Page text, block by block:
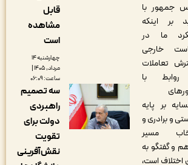
با
در
با
و
به
است،
مشاهده
چهارشنبه ۱۴
مرداد, ۱۴۰۵ |
سه تصمیم
راهبردی
دولت برای
نقش‌آفرینی